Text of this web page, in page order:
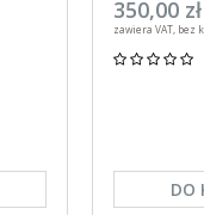
350,00 zł
zawiera VAT, bez
DO